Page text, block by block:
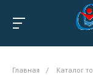
Главная / Каталог